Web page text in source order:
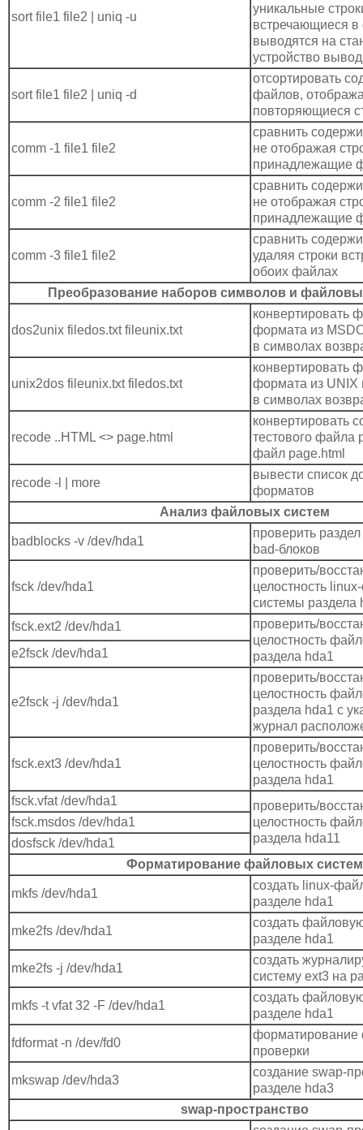
sort file1 file2 | uniq -u
уникальные
встречающиеся
выводятся на
устройство
sort file1 file2 | uniq -d
отсортировать
файлов,
повторяющиеся
comm -1 file1 file2
сравнить
не отображая
принадлежащие
comm -2 file1 file2
сравнить
не отображая
принадлежащие
comm -3 file1 file2
сравнить
удаляя строки
обоих файлах
Преобразование наборов символов и
dos2unix filedos.txt fileunix.txt
конвертировать
формата из
в символах
unix2dos fileunix.txt filedos.txt
конвертировать
формата из UNIX
в символах
recode ..HTML <> page.html
конвертировать
тестового файла
файл page.html
recode -l | more
вывести список
форматов
Анализ файловых систем
badblocks -v /dev/hda1
проверить
bad-блоков
fsck /dev/hda1
проверить/
целостность
системы раздела
fsck.ext2 /dev/hda1
проверить/
целостность
раздела hda1
e2fsck /dev/hda1
e2fsck -j /dev/hda1
проверить/
целостность
раздела hda1 с
журнал
fsck.ext3 /dev/hda1
проверить/
целостность
раздела hda1
fsck.vfat /dev/hda1
проверить/
целостность
раздела hda11
fsck.msdos /dev/hda1
dosfsck /dev/hda1
Форматирование файловых систем
mkfs /dev/hda1
создать linux-
разделе hda1
mke2fs /dev/hda1
создать
разделе hda1
mke2fs -j /dev/hda1
создать
систему ext3 на
mkfs -t vfat 32 -F /dev/hda1
создать
разделе hda1
fdformat -n /dev/fd0
форматирование
проверки
mkswap /dev/hda3
создание swap-
разделе hda3
swap-пространство